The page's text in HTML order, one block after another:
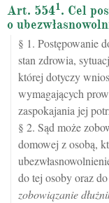
Art. 5541. Cel
o
§ 1. Postępowanie
stan zdrowia,
której dotyczy
wymagających
zaspokajania jej
§ 2. Sąd może
domowej z osobą,
do tej osoby oraz
zobowiązanie